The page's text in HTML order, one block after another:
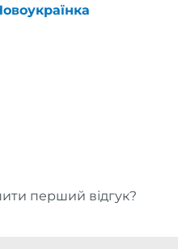
перший відгук?